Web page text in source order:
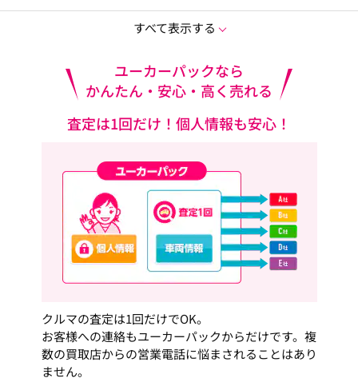
すべて表示する
ユーカーパックなら
かんたん・安心・高く売れる
査定は1回だけ！個人情報も安心！
クルマの査定は1回だけでOK。
お客様への連絡もユーカーパックからだけです。複
数の買取店からの営業電話に悩まされることはあり
ません。